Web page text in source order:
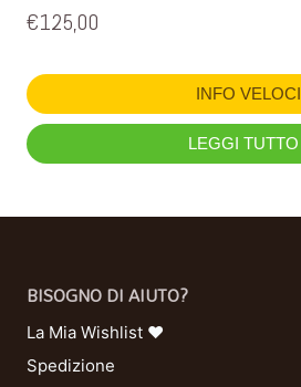
€125,00
INFO VELOCI
LEGGI TUTTO
BISOGNO DI AIUTO?
La Mia Wishlist ❤
Spedizione